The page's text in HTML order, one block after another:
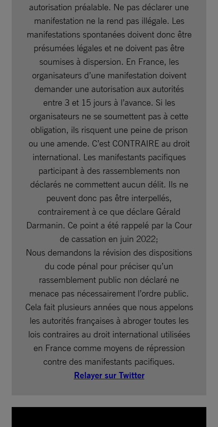
autorisation préalable. Ne pas déclarer une
manifestation ne la rend pas illégale. Les
manifestations spontanées doivent donc être
présumées légales et ne doivent pas être
soumises à dispersion. En France, les
organisateurs d’une manifestation doivent
demander une autorisation aux autorités
entre 3 et 15 jours à l’avance. Si les
organisateurs ne se soumettent pas à cette
obligation, ils risquent une peine de prison
ou une amende. C’est CONTRAIRE au droit
international. Les manifestants pacifiques
participant à des rassemblements non
déclarés ne commettent aucun délit. Ils ne
peuvent donc pas être interpellés,
contrairement à ce que déclare Gérald
Darmanin. Ce point a été rappelé par la Cour
de cassation en juin 2022;
Nous demandons la révision des dispositions
du code pénal pour préciser qu’un
rassemblement public non déclaré ne
menace pas nécessairement l’ordre public.
Cela fait plusieurs années que nous appelons
les autorités françaises à abroger toutes les
lois contraires au droit international utilisées
en France comme moyens de répression
contre des manifestants pacifiques.
Relayer sur Twitter